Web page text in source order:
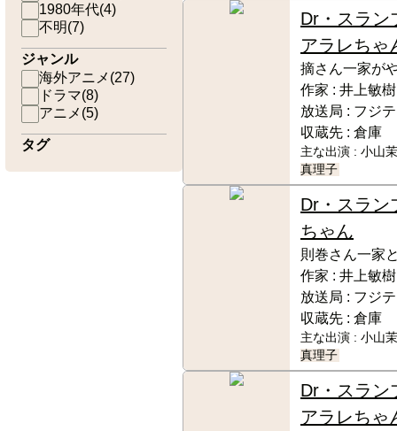
1980年代(4)
不明(7)
ジャンル
海外アニメ (27)
ドラマ(8)
アニメ (5)
タグ
Dr・スラン
アラレちゃ
摘さん一家が
作家 : 井上敏樹
放送局 : フジ
収蔵先 : 倉庫
主な出演 : 小山
真理子
Dr・スラン
ちゃん
則巻さん一家
作家 : 井上敏樹
放送局 : フジ
収蔵先 : 倉庫
主な出演 : 小山
真理子
Dr・スラン
アラレちゃ